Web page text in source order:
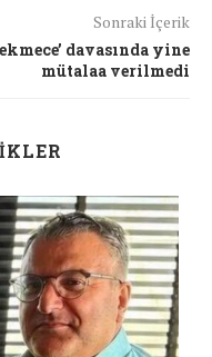
Sonraki İçerik
davasında yine
mütalaa verilmedi